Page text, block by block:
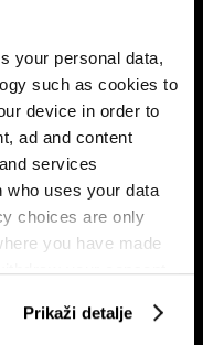
your personal data,
such as cookies to
device in order to
ad and content
services
who uses your data
choices are only
you have made
your consent
Prikaži detalje
rastu
sastanku FIA-e i
gdje je istaknuto da
ekonomskog rasta.
u Federaciji, čak 98,6
ostvaruju 90 posto